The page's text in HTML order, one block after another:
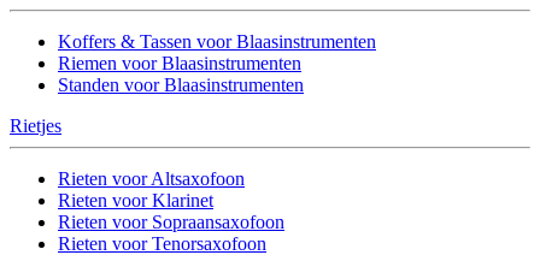
Koffers & Tassen voor Blaasinstrumenten
Riemen voor Blaasinstrumenten
Standen voor Blaasinstrumenten
Rietjes
Rieten voor Altsaxofoon
Rieten voor Klarinet
Rieten voor Sopraansaxofoon
Rieten voor Tenorsaxofoon